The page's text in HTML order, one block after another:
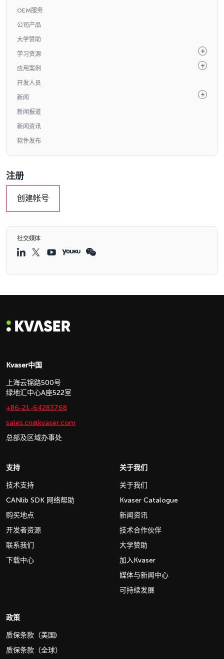
OEM服务
公司产品
大学赞助
学习资源
应用案例
开发人员
新闻
新闻报道
新闻资讯
软件发布
注册
创建帐号
社交媒体
Kvaser中国
上海云锦路500号
绿地汇中心A座522室
+86-21-64283768
sales.cn@kvaser.com
总部及区域办事处
支持
技术支持
CANlib SDK 网络帮助
购买地点
开发者资源
联系我们
下载中心
关于我们
关于我们
Kvaser Catalogue
新闻资讯
技术合作伙伴
大学赞助
加入Kvaser
媒体与新闻中心
可持续发展
政策
质保条款（美国)
质保条款（全球）